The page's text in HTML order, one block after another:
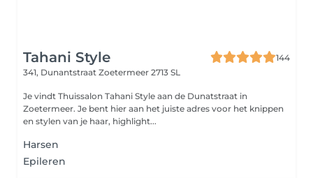
Tahani Style
144
341, Dunantstraat Zoetermeer 2713 SL
Je vindt Thuissalon Tahani Style aan de Dunatstraat in
Zoetermeer. Je bent hier aan het juiste adres voor het knippen
en stylen van je haar, highlight...
Harsen
Epileren